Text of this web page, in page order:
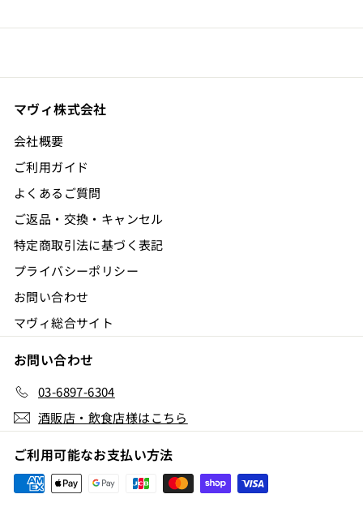
0
マヴィ株式会社
会社概要
ご利用ガイド
よくあるご質問
ご返品・交換・キャンセル
特定商取引法に基づく表記
プライバシーポリシー
お問い合わせ
マヴィ総合サイト
お問い合わせ
03-6897-6304
酒販店・飲食店様はこちら
ご利用可能なお支払い方法